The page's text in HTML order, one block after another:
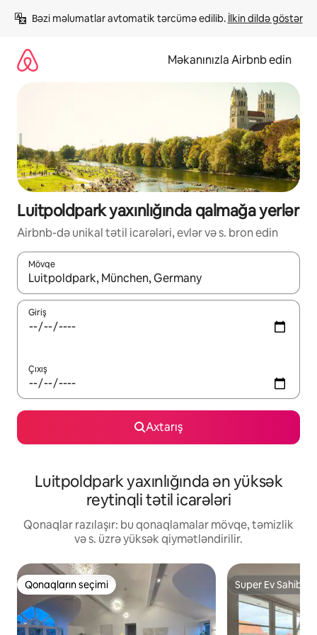
keç
Bəzi məlumatlar avtomatik tərcümə edilib. İlkin dildə göstər
Məkanınızla Airbnb edin
Luitpoldpark yaxınlığında qalmağa yerlər
Airbnb-də unikal tətil icarələri, evlər və s. bron edin
Mövqe
Nəticələr varsa, yuxarı və aşağı ox düymələri ilə naviqasiya
Giriş
Çıxış
Axtarış
Luitpoldpark yaxınlığında ən yüksək
reytinqli tətil icarələri
Qonaqlar razılaşır: bu qonaqlamalar mövqe, təmizlik
və s. üzrə yüksək qiymətləndirilir.
Qonaqların seçimi
Qonaqların seçimi Super Ev Sahibi
Super Ev Sahibi